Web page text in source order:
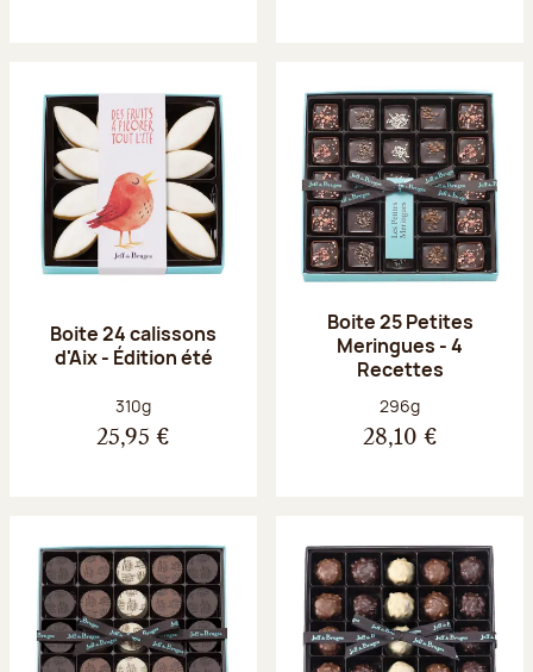
Boite 24 calissons
d'Aix - Édition été
Poids net :
310g
25,95 €
Boite 25 Petites
Meringues - 4
Recettes
Poids net :
296g
28,10 €